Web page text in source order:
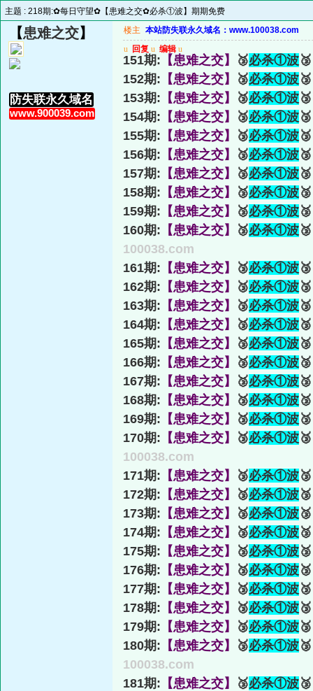
主题 : 218期:✿每日守望✿【患难之交✿必杀①波】期期免费
【患难之交】
防失联永久域名
www.900039.com
楼主 本站防失联永久域名：www.100038.com
u 回复 u 编辑 u
151期: 【患难之交】 🥉必杀①波
152期: 【患难之交】 🥉必杀①波
153期: 【患难之交】 🥉必杀①波
154期: 【患难之交】 🥉必杀①波
155期: 【患难之交】 🥉必杀①波
156期: 【患难之交】 🥉必杀①波
157期: 【患难之交】 🥉必杀①波
158期: 【患难之交】 🥉必杀①波
159期: 【患难之交】 🥉必杀①波
160期: 【患难之交】 🥉必杀①波
100038.com
161期: 【患难之交】 🥉必杀①波
162期: 【患难之交】 🥉必杀①波
163期: 【患难之交】 🥉必杀①波
164期: 【患难之交】 🥉必杀①波
165期: 【患难之交】 🥉必杀①波
166期: 【患难之交】 🥉必杀①波
167期: 【患难之交】 🥉必杀①波
168期: 【患难之交】 🥉必杀①波
169期: 【患难之交】 🥉必杀①波
170期: 【患难之交】 🥉必杀①波
100038.com
171期: 【患难之交】 🥉必杀①波
172期: 【患难之交】 🥉必杀①波
173期: 【患难之交】 🥉必杀①波
174期: 【患难之交】 🥉必杀①波
175期: 【患难之交】 🥉必杀①波
176期: 【患难之交】 🥉必杀①波
177期: 【患难之交】 🥉必杀①波
178期: 【患难之交】 🥉必杀①波
179期: 【患难之交】 🥉必杀①波
180期: 【患难之交】 🥉必杀①波
100038.com
181期: 【患难之交】 🥉必杀①波